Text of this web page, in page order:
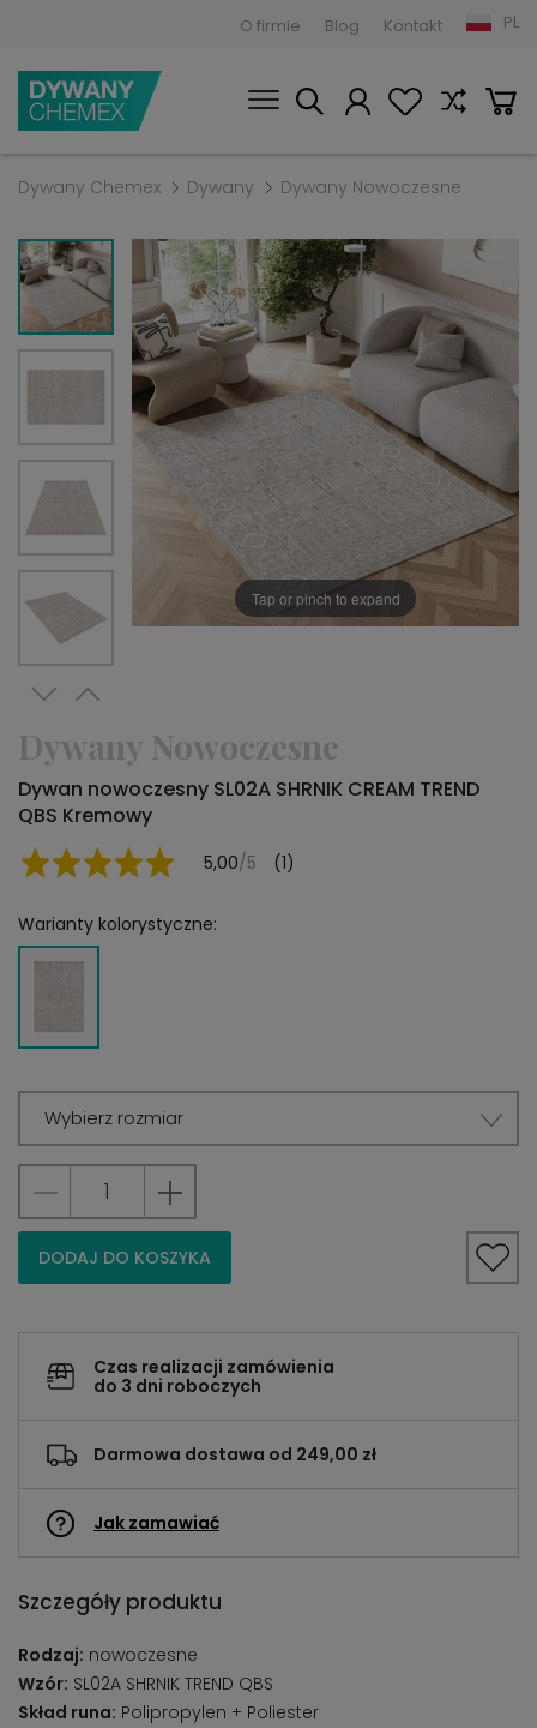
O firmie Blog Kontakt PL
Dywany Chemex Dywany Dywany Nowoczesne
Tap or pinch to expand
Dywany Nowoczesne
Dywan nowoczesny SL02A SHRNIK CREAM TREND
QBS Kremowy
5,00/5 (1)
Warianty kolorystyczne:
Wybierz rozmiar
DODAJ DO KOSZYKA
Czas realizacji zamówienia
do 3 dni roboczych
Darmowa dostawa od 249,00 zł
Jak zamawiać
Szczegóły produktu
Rodzaj: nowoczesne
Wzór: SL02A SHRNIK TREND QBS
Skład runa: Polipropylen + Poliester